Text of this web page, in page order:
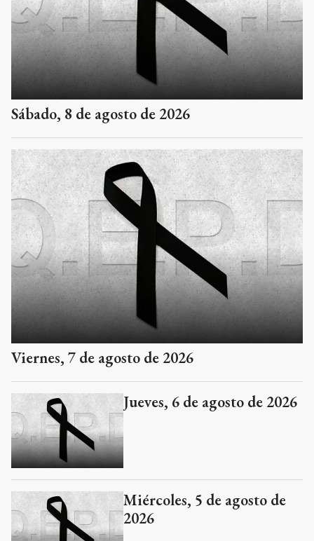
Sábado, 8 de agosto de 2026
Viernes, 7 de agosto de 2026
Jueves, 6 de agosto de 2026
Miércoles, 5 de agosto de
2026